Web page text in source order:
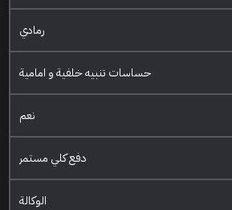
رمادي
حساسات تنبيه خلفية و امامية
نعم
دفع كلي مستمر
الوكالة